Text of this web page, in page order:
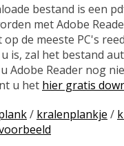
bestand is een
met Adobe
de meeste PC's
is, zal het bestand
Adobe Reader nog
u het hier gratis
/ kralenplankje /